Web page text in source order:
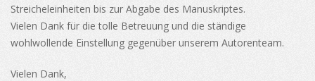
Streicheleinheiten bis zur Abgabe des Manuskriptes.
Vielen Dank für die tolle Betreuung und die ständige
wohlwollende Einstellung gegenüber unserem Autorenteam.
Vielen Dank,